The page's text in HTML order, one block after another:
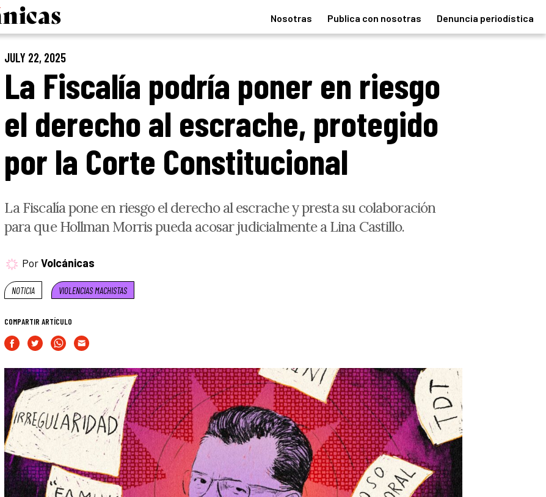
Nosotras Publica con nosotras Denuncia periodística
JULY 22, 2025
La Fiscalía podría poner en riesgo
el derecho al escrache, protegido
por la Corte Constitucional
La Fiscalía pone en riesgo el derecho al escrache y presta su colaboración
para que Hollman Morris pueda acosar judicialmente a Lina Castillo.
PorVolcánicas
NOTICIA VIOLENCIAS MACHISTAS
COMPARTIR ARTÍCULO